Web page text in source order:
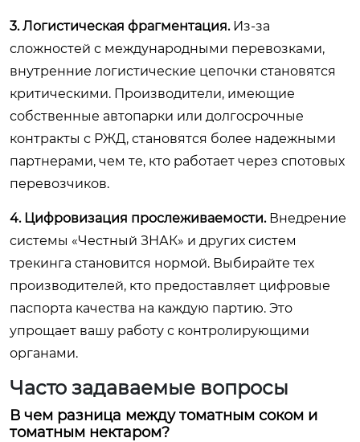
3. Логистическая фрагментация.Из-за
сложностей с международными перевозками,
внутренние логистические цепочки становятся
критическими. Производители, имеющие
собственные автопарки или долгосрочные
контракты с РЖД, становятся более надежными
партнерами, чем те, кто работает через спотовых
перевозчиков.
4. Цифровизация прослеживаемости.Внедрение
системы «Честный ЗНАК» и других систем
трекинга становится нормой. Выбирайте тех
производителей, кто предоставляет цифровые
паспорта качества на каждую партию. Это
упрощает вашу работу с контролирующими
органами.
Часто задаваемые вопросы
В чем разница между томатным соком и
томатным нектаром?